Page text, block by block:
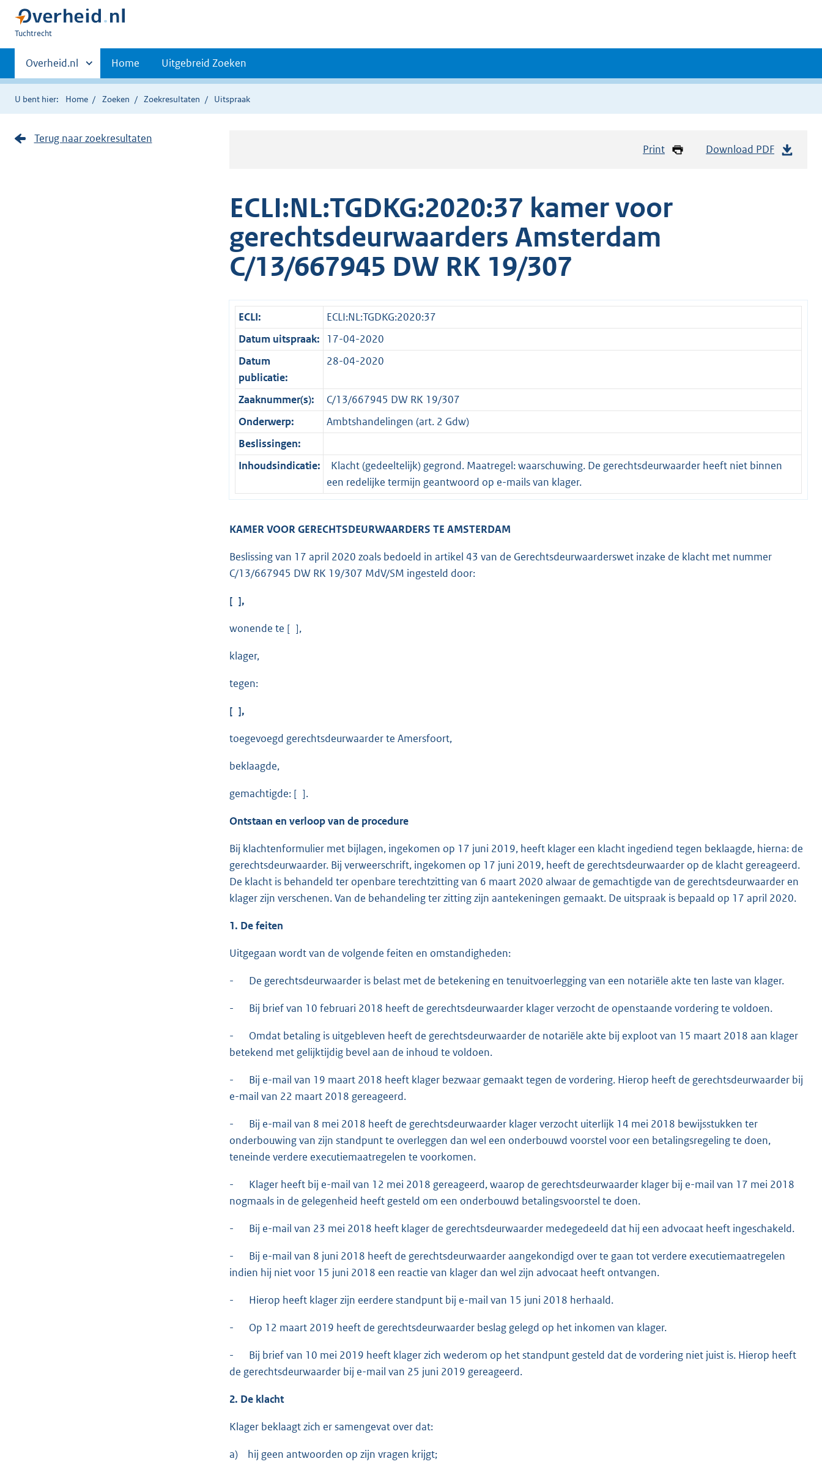
U
hier:
Tuchtrecht
Primaire
navigatie
Andere
sites
binnen
Overheid.nl Home Uitgebreid Zoeken
U bent hier: Home Zoeken Zoekresultaten Uitspraak
Print Download PDF
ECLI:NL:TGDKG:2020:37 kamer voor
gerechtsdeurwaarders Amsterdam
C/13/667945 DW RK 19/307
ECLI:
ECLI:NL:TGDKG:2020:37
Datum uitspraak:
17-04-2020
Datum
publicatie:
28-04-2020
Zaaknummer(s):
C/13/667945 DW RK 19/307
Onderwerp:
Ambtshandelingen (art. 2 Gdw)
Beslissingen:
Inhoudsindicatie:
Klacht (gedeeltelijk) gegrond. Maatregel: waarschuwing. De gerechtsdeurwaarder heeft niet binnen
een redelijke termijn geantwoord op e-mails van klager.
KAMER VOOR GERECHTSDEURWAARDERS TE AMSTERDAM
Beslissing van 17 april 2020 zoals bedoeld in artikel 43 van de Gerechtsdeurwaarderswet inzake de klacht met nummer
C/13/667945 DW RK 19/307 MdV/SM ingesteld door:
[ ],
wonende te [ ],
klager,
tegen:
[ ],
toegevoegd gerechtsdeurwaarder te Amersfoort,
beklaagde,
gemachtigde: [ ].
Ontstaan en verloop van de procedure
Bij klachtenformulier met bijlagen, ingekomen op 17 juni 2019, heeft klager een klacht ingediend tegen beklaagde, hierna: de
gerechtsdeurwaarder. Bij verweerschrift, ingekomen op 17 juni 2019, heeft de gerechtsdeurwaarder op de klacht gereageerd.
De klacht is behandeld ter openbare terechtzitting van 6 maart 2020 alwaar de gemachtigde van de gerechtsdeurwaarder en
klager zijn verschenen. Van de behandeling ter zitting zijn aantekeningen gemaakt. De uitspraak is bepaald op 17 april 2020.
1. De feiten
Uitgegaan wordt van de volgende feiten en omstandigheden:
- De gerechtsdeurwaarder is belast met de betekening en tenuitvoerlegging van een notariële akte ten laste van klager.
- Bij brief van 10 februari 2018 heeft de gerechtsdeurwaarder klager verzocht de openstaande vordering te voldoen.
- Omdat betaling is uitgebleven heeft de gerechtsdeurwaarder de notariële akte bij exploot van 15 maart 2018 aan klager
betekend met gelijktijdig bevel aan de inhoud te voldoen.
- Bij e-mail van 19 maart 2018 heeft klager bezwaar gemaakt tegen de vordering. Hierop heeft de gerechtsdeurwaarder bij
e-mail van 22 maart 2018 gereageerd.
- Bij e-mail van 8 mei 2018 heeft de gerechtsdeurwaarder klager verzocht uiterlijk 14 mei 2018 bewijsstukken ter
onderbouwing van zijn standpunt te overleggen dan wel een onderbouwd voorstel voor een betalingsregeling te doen,
teneinde verdere executiemaatregelen te voorkomen.
- Klager heeft bij e-mail van 12 mei 2018 gereageerd, waarop de gerechtsdeurwaarder klager bij e-mail van 17 mei 2018
nogmaals in de gelegenheid heeft gesteld om een onderbouwd betalingsvoorstel te doen.
- Bij e-mail van 23 mei 2018 heeft klager de gerechtsdeurwaarder medegedeeld dat hij een advocaat heeft ingeschakeld.
- Bij e-mail van 8 juni 2018 heeft de gerechtsdeurwaarder aangekondigd over te gaan tot verdere executiemaatregelen
indien hij niet voor 15 juni 2018 een reactie van klager dan wel zijn advocaat heeft ontvangen.
- Hierop heeft klager zijn eerdere standpunt bij e-mail van 15 juni 2018 herhaald.
- Op 12 maart 2019 heeft de gerechtsdeurwaarder beslag gelegd op het inkomen van klager.
- Bij brief van 10 mei 2019 heeft klager zich wederom op het standpunt gesteld dat de vordering niet juist is. Hierop heeft
de gerechtsdeurwaarder bij e-mail van 25 juni 2019 gereageerd.
2. De klacht
Klager beklaagt zich er samengevat over dat:
a) hij geen antwoorden op zijn vragen krijgt;
Terug naar zoekresultaten